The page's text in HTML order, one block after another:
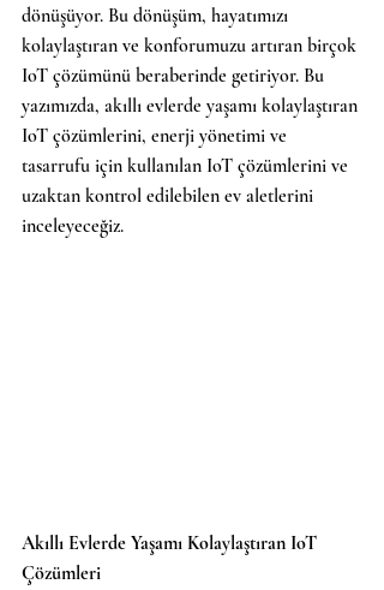
dönüşüyor. Bu dönüşüm, hayatımızı
kolaylaştıran ve konforumuzu artıran birçok
IoT çözümünü beraberinde getiriyor. Bu
yazımızda, akıllı evlerde yaşamı kolaylaştıran
IoT çözümlerini, enerji yönetimi ve
tasarrufu için kullanılan IoT çözümlerini ve
uzaktan kontrol edilebilen ev aletlerini
inceleyeceğiz.
Akıllı Evlerde Yaşamı Kolaylaştıran IoT
Çözümleri